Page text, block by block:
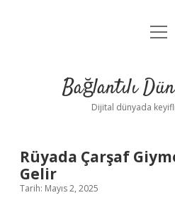
Anasayfa
Yasal
Bağlantılı
Dijital dünyada
Rüyada Çarşaf
Gelir
Tarih: Mayıs 2, 2025